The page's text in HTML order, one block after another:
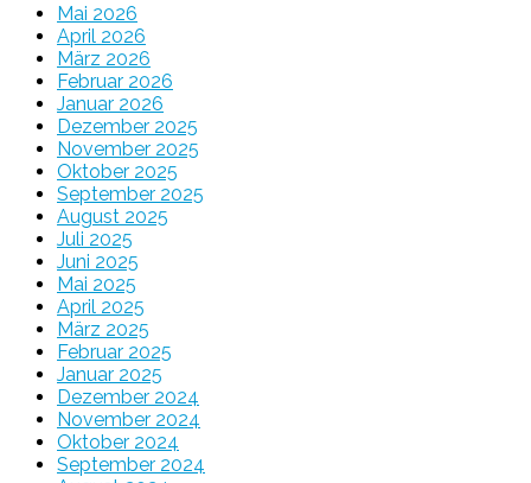
Mai 2026
April 2026
März 2026
Februar 2026
Januar 2026
Dezember 2025
November 2025
Oktober 2025
September 2025
August 2025
Juli 2025
Juni 2025
Mai 2025
April 2025
März 2025
Februar 2025
Januar 2025
Dezember 2024
November 2024
Oktober 2024
September 2024